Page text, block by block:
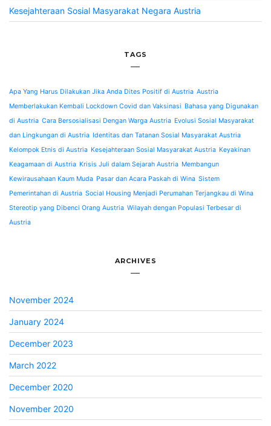
Kesejahteraan Sosial Masyarakat Negara Austria
TAGS
Apa Yang Harus Dilakukan Jika Anda Dites Positif di Austria Austria
Memberlakukan Kembali Lockdown Covid dan Vaksinasi Bahasa yang Digunakan
di Austria Cara Bersosialisasi Dengan Warga Austria Evolusi Sosial Masyarakat
dan Lingkungan di Austria Identitas dan Tatanan Sosial Masyarakat Austria
Kelompok Etnis di Austria Kesejahteraan Sosial Masyarakat Austria Keyakinan
Keagamaan di Austria Krisis Juli dalam Sejarah Austria Membangun
Kewirausahaan Kaum Muda Pasar dan Acara Paskah di Wina Sistem
Pemerintahan di Austria Social Housing Menjadi Perumahan Terjangkau di Wina
Stereotip yang Dibenci Orang Austria Wilayah dengan Populasi Terbesar di
Austria
ARCHIVES
November 2024
January 2024
December 2023
March 2022
December 2020
November 2020